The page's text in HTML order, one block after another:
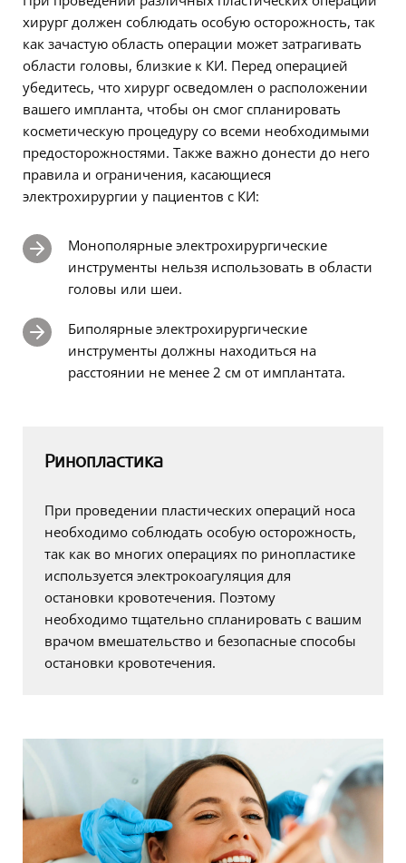
хирург должен соблюдать особую осторожность, так
как зачастую область операции может затрагивать
области головы, близкие к КИ. Перед операцией
убедитесь, что хирург осведомлен о расположении
вашего импланта, чтобы он смог спланировать
косметическую процедуру со всеми необходимыми
предосторожностями. Также важно донести до него
правила и ограничения, касающиеся
электрохирургии у пациентов с КИ:
Монополярные электрохирургические
инструменты нельзя использовать в области
головы или шеи.
Биполярные электрохирургические
инструменты должны находиться на
расстоянии не менее 2 см от имплантата.
Ринопластика
При проведении пластических операций носа
необходимо соблюдать особую осторожность,
так как во многих операциях по ринопластике
используется электрокоагуляция для
остановки кровотечения. Поэтому
необходимо тщательно спланировать с вашим
врачом вмешательство и безопасные способы
остановки кровотечения.